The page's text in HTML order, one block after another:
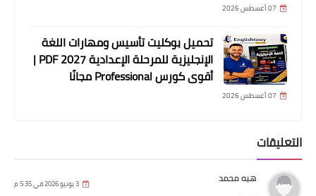
07 أغسطس 2026
تحميل بوكليت تأسيس ومهارات اللغة
الإنجليزية للمرحلة الإعدادية 2027 PDF |
أقوى كورس Professional مجانًا
07 أغسطس 2026
التعليقات
هبه محمد 3 يونيو 2026 في 5:35 م